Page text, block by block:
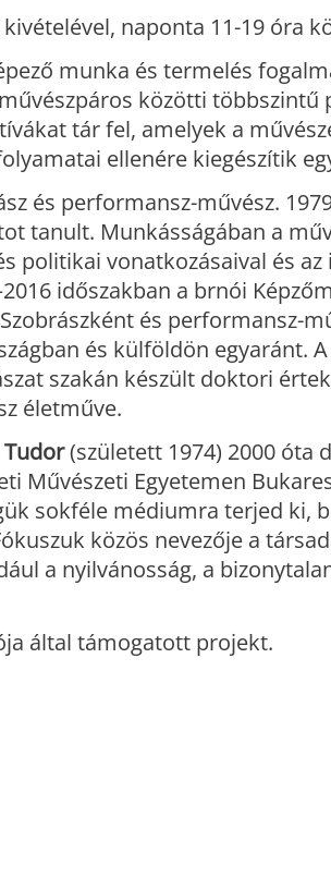
naponta 11-19 óra
munka és termelés
közötti többszintű
tár fel, amelyek a
ellenére kiegészítik
és performansz-művész.
tanult. Munkásságában a
politikai vonatkozásaival és az
időszakban a brnói
és performansz-
és külföldön egyaránt.
szakán készült doktori
életműve.
(született 1974) 2000 óta
Művészeti Egyetemen
sokféle médiumra terjed ki,
közös nevezője a
a nyilvánosság, a
által támogatott projekt.